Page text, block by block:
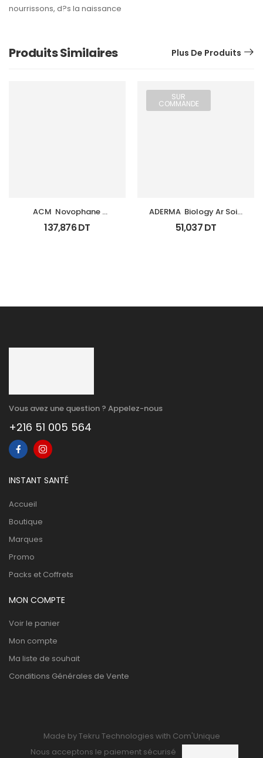
nourrissons, d?s la naissance
Produits Similaires Plus De Produits
ACM  Novophane
Coffret Anti Chute
(Lotion+Shp+Cp)
137,876DT
SUR
COMMANDE
ADERMA  Biology Ar Soin
Anti Rougeurs Tb 40 Ml
51,037DT
Vous avez une question ? Appelez-nous
+216 51 005 564
INSTANT SANTÉ
Accueil
Boutique
Marques
Promo
Packs et Coffrets
MON COMPTE
Voir le panier
Mon compte
Ma liste de souhait
Conditions Générales de Vente
Made by Tekru Technologies with Com'Unique
Nous acceptons le paiement sécurisé